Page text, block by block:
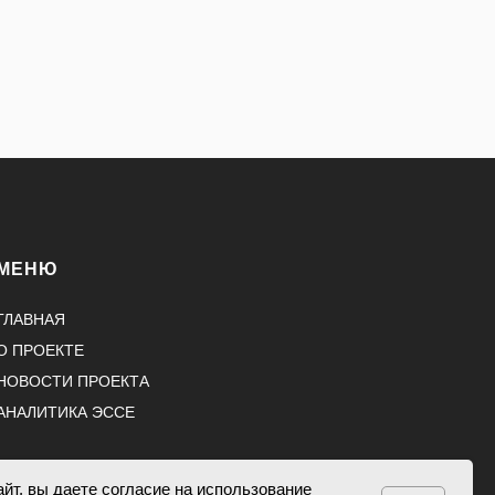
МЕНЮ
ПРОЕКТЕ
ПРОЕКТА
ЭССЕ
вы даете согласие на использование